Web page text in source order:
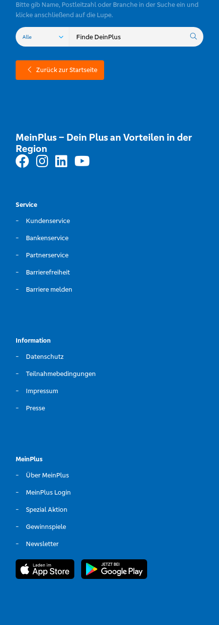
Bitte gib Name, Postleitzahl oder Branche in der Suche ein und
klicke anschließend auf die Lupe.
Zurück zur Startseite
MeinPlus – Dein Plus an Vorteilen in der
Region
Service
Kundenservice
Bankenservice
Partnerservice
Barrierefreiheit
Barriere melden
Information
Datenschutz
Teilnahmebedingungen
Impressum
Presse
MeinPlus
Über MeinPlus
MeinPlus Login
Spezial Aktion
Gewinnspiele
Newsletter